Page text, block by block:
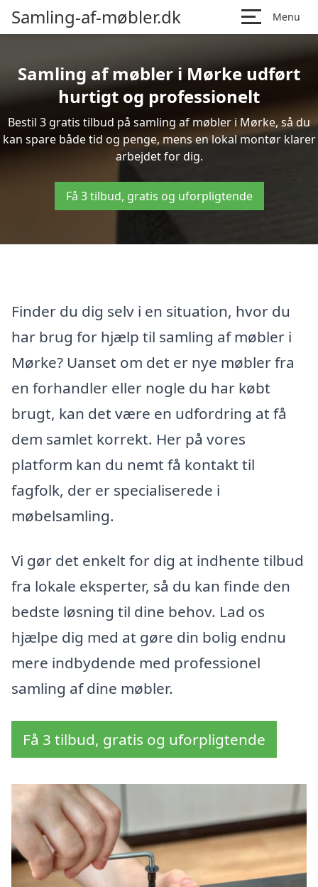
Samling-af-møbler.dk Menu
Samling af møbler i Mørke udført
hurtigt og professionelt
Bestil 3 gratis tilbud på samling af møbler i Mørke, så du
kan spare både tid og penge, mens en lokal montør klarer
arbejdet for dig.
Få 3 tilbud, gratis og uforpligtende
Finder du dig selv i en situation, hvor du
har brug for hjælp til samling af møbler i
Mørke? Uanset om det er nye møbler fra
en forhandler eller nogle du har købt
brugt, kan det være en udfordring at få
dem samlet korrekt. Her på vores
platform kan du nemt få kontakt til
fagfolk, der er specialiserede i
møbelsamling.
Vi gør det enkelt for dig at indhente tilbud
fra lokale eksperter, så du kan finde den
bedste løsning til dine behov. Lad os
hjælpe dig med at gøre din bolig endnu
mere indbydende med professionel
samling af dine møbler.
Få 3 tilbud, gratis og uforpligtende